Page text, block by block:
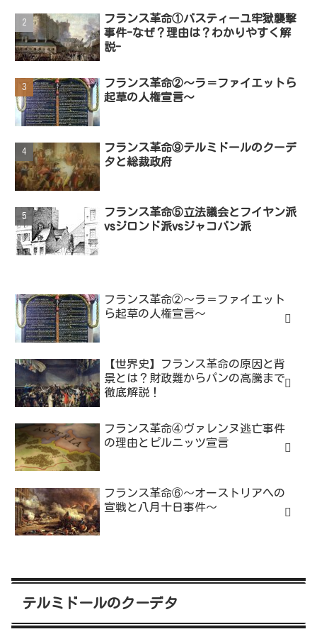
フランス革命①バスティーユ牢獄襲撃
事件-なぜ？理由は？わかりやすく解
説-
フランス革命②～ラ＝ファイエットら
起草の人権宣言～
フランス革命⑨テルミドールのクーデ
タと総裁政府
フランス革命⑤立法議会とフイヤン派
vsジロンド派vsジャコバン派
フランス革命②～ラ＝ファイエット
ら起草の人権宣言～
【世界史】フランス革命の原因と背
景とは？財政難からパンの高騰まで
徹底解説！
フランス革命④ヴァレンヌ逃亡事件
の理由とピルニッツ宣言
フランス革命⑥～オーストリアへの
宣戦と八月十日事件～
テルミドールのクーデタ